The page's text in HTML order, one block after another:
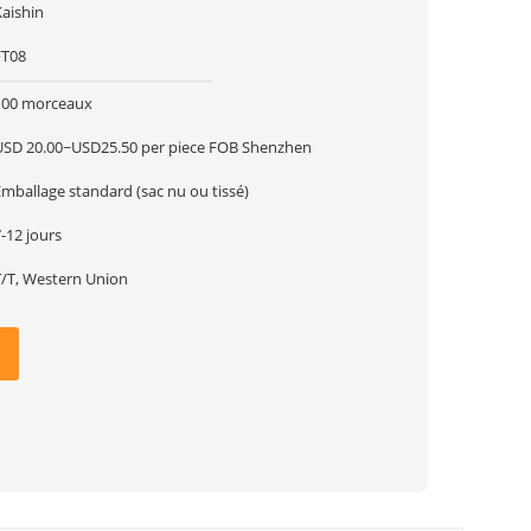
morceaux
20.00~USD25.50 per piece FOB Shenzhen
standard (sac nu ou tissé)
12 jours
T, Western Union